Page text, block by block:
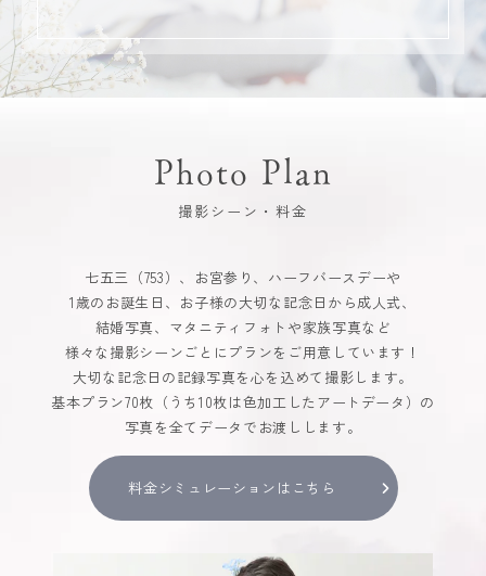
Photo Plan
撮影シーン・料金
七五三（753）、お宮参り、ハーフバースデーや
1歳のお誕生日、お子様の大切な記念日から成人式、
結婚写真、マタニティフォトや家族写真など
様々な撮影シーンごとにプランをご用意しています！
大切な記念日の記録写真を心を込めて撮影します。
基本プラン70枚（うち10枚は色加工したアートデータ）の
写真を全てデータでお渡しします。
料金シミュレーションはこちら